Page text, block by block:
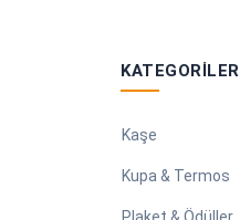
KATEGORILER
Kaşe
Kupa & Termos